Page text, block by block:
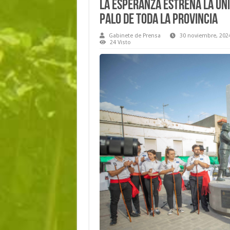
La Esperanza estrena la
palo de toda la provincia
Gabinete de Prensa 30 noviembre,
24 Visto